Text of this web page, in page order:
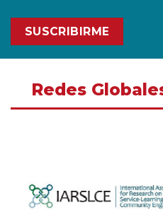
SUSCRIBIRME
Redes